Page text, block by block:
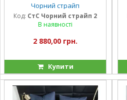
Чорний страйп
Код: СтС Чорний страйп 2
В наявності
2 880,00 грн.
Купити